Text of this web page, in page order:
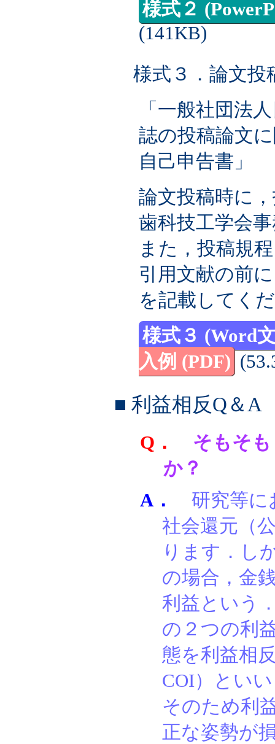
様式２
(141KB)
様式３．論文投
「一般社団法
誌の投稿論文
自己申告書」
論文投稿時に
歯科技工学会
また，投稿規
引用文献の前
を記載してく
様式３ (Word
入例 (PDF)
■ 利益相反Q＆A
Q． そもそ
か？
A． 研究等に
社会還元（
ります．し
の場合，金
利益という
の２つの利
態を利益相
COI）とい
そのため利
正な姿勢が